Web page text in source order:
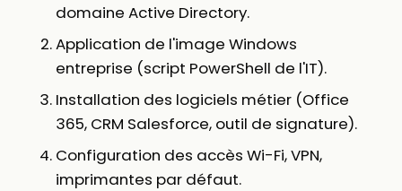
domaine Active Directory.
Application de l'image Windows
entreprise (script PowerShell de l'IT).
Installation des logiciels métier (Office
365, CRM Salesforce, outil de signature).
Configuration des accès Wi-Fi, VPN,
imprimantes par défaut.